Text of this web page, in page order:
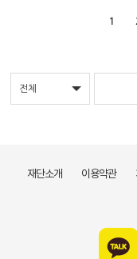
1
재단소개 이용약관